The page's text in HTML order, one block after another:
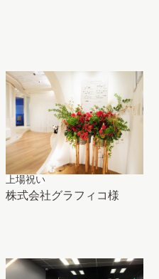
上場祝い
株式会社グラフィコ様